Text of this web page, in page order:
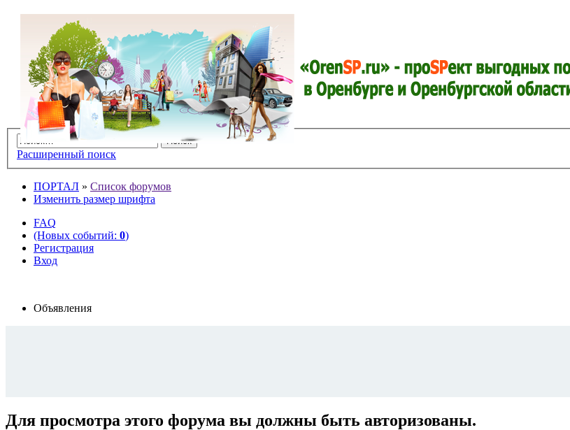
Расширенный поиск
ПОРТАЛ » Список форумов
Изменить размер шрифта
FAQ
(Новых событий: 0)
Регистрация
Вход
Объявления
Для просмотра этого форума вы должны быть авторизованы.